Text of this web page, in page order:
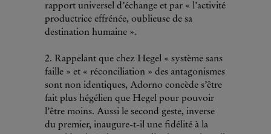
rapport universel d’échange et par « l’activité
productrice effrénée, oublieuse de sa
destination humaine ».
2. Rappelant que chez Hegel « système sans
faille » et « réconciliation » des antagonismes
sont non identiques, Adorno concède s’être
fait plus hégélien que Hegel pour pouvoir
l’être moins. Aussi le second geste, inverse
du premier, inaugure-t-il une fidélité à la